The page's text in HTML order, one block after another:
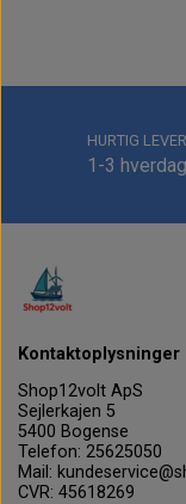
HURTIG
1-3
Kontaktoplysninger
Shop12volt ApS
Sejlerkajen 5
5400 Bogense
Telefon: 25625050
Mail:
CVR: 45618269